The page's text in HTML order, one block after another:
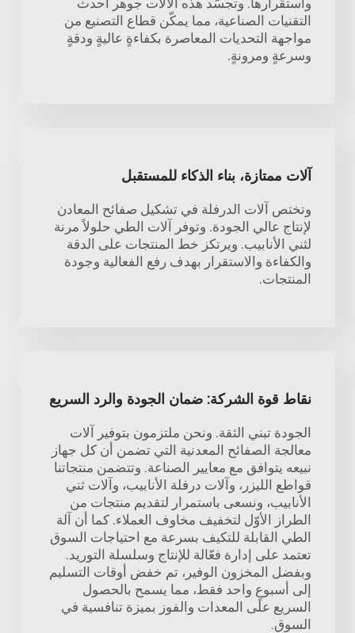
التقنيات الصناعية، مما يمكّن قطاع التصنيع من
مواجهة التحديات المعاصرة بكفاءةٍ عاليةٍ ودقةٍ
وسرعةٍ ومرونةٍ.
آلات ممتازة، بناء الذكاء للمستقبل
وتختص آلات الدرفلة في تشكيل صفائح المعادن
لإنتاج عالي الجودة. وتوفر آلات الطي حلولاً مرنة
لثني الأنابيب. ويرتكز خط المنتجات على الدقة
والكفاءة والاستقرار بهدف رفع الفعالية وجودة
المنتجات.
نقاط قوة الشركة: ضمان الجودة والرد السريع
الجودة تبني الثقة. ونحن ملتزمون بتوفير آلات
معالجة الصفائح المعدنية التي تضمن أن كل جهاز
نبيعه يتوافق مع معايير الصناعة. وتتضمن منتجاتنا
قواطع الليزر، وآلات درفلة الأنابيب، وآلات ثني
الأنابيب، ونسعى باستمرار لتقديم منتجات من
الطراز الأوّل لتخفيف مخاوف العملاء. كما أن آلة
الطي القابلة للتكيف بسرعة مع احتياجات السوق
تعتمد على إدارة فعّالة للإنتاج وسلسلة التوريد.
وبفضل المخزون الوفير، تم خفض أوقات التسليم
إلى أسبوعٍ واحد فقط، مما يسمح بالحصول
السريع على المعدات والفوز بميزة تنافسية في
السوق.